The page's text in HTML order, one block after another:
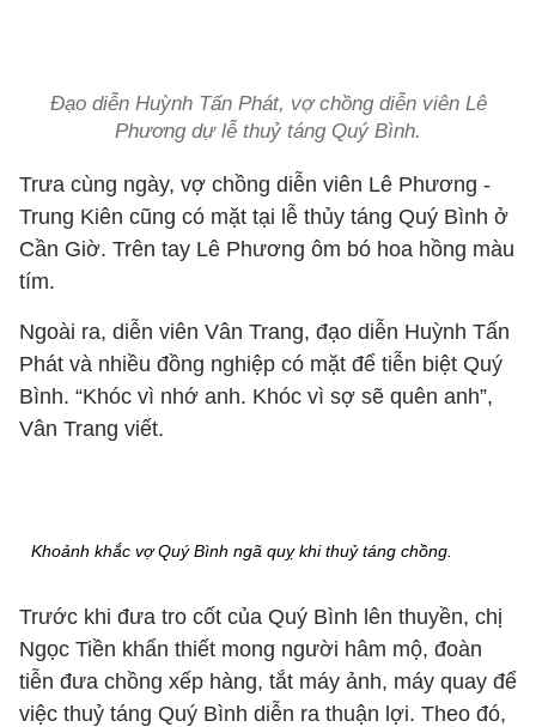
Đạo diễn Huỳnh Tấn Phát, vợ chồng diễn viên Lê
Phương dự lễ thuỷ táng Quý Bình.
Trưa cùng ngày, vợ chồng diễn viên Lê Phương -
Trung Kiên cũng có mặt tại lễ thủy táng Quý Bình ở
Cần Giờ. Trên tay Lê Phương ôm bó hoa hồng màu
tím.
Ngoài ra, diễn viên Vân Trang, đạo diễn Huỳnh Tấn
Phát và nhiều đồng nghiệp có mặt để tiễn biệt Quý
Bình. “Khóc vì nhớ anh. Khóc vì sợ sẽ quên anh”,
Vân Trang viết.
Khoảnh khắc vợ Quý Bình ngã quỵ khi thuỷ táng chồng.
Trước khi đưa tro cốt của Quý Bình lên thuyền, chị
Ngọc Tiền khẩn thiết mong người hâm mộ, đoàn
tiễn đưa chồng xếp hàng, tắt máy ảnh, máy quay để
việc thuỷ táng Quý Bình diễn ra thuận lợi. Theo đó,